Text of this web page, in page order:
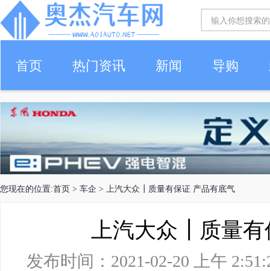
首页 热门资讯 新闻 导购
您现在的位置:首页 > 车企 > 上汽大众┃质量有保证 产品有底气
上汽大众┃质量有
发布时间：2021-02-20 上午